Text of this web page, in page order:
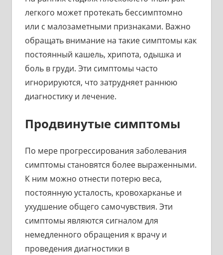
легкого может протекать бессимптомно
или с малозаметными признаками. Важно
обращать внимание на такие симптомы как
постоянный кашель, хрипота, одышка и
боль в груди. Эти симптомы часто
игнорируются, что затрудняет раннюю
диагностику и лечение.
Продвинутые симптомы
По мере прогрессирования заболевания
симптомы становятся более выраженными.
К ним можно отнести потерю веса,
постоянную усталость, кровохарканье и
ухудшение общего самочувствия. Эти
симптомы являются сигналом для
немедленного обращения к врачу и
проведения диагностики в